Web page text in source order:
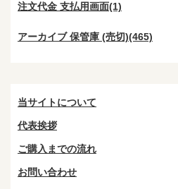
注文代金 支払用画面(1)
アーカイブ 保管庫 (売切)(465)
当サイトについて
代表挨拶
ご購入までの流れ
お問い合わせ